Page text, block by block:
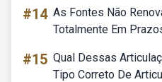
#14 As Fontes Não
Totalmente Em
#15 Qual Dessas
Tipo Correto De